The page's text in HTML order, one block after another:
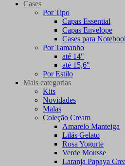
Cases
Por Tipo
Capas Essential
Capas Envelope
Cases para
Por Tamanho
até 14"
até 15,6"
Por Estilo
Mais categorias
Kits
Novidades
Malas
Coleção Cream
Amarelo Manteiga
Lilás Gelato
Rosa Yogurte
Verde Mousse
Laranja Papaya